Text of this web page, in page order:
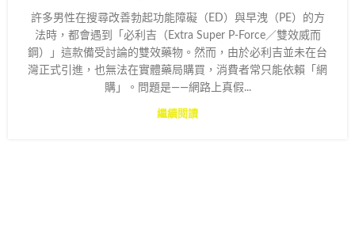
許多男性在搜尋改善勃起功能障礙（ED）與早洩（PE）的方
法時，都會遇到「必利吉（Extra Super P-Force／雙效威而
鋼）」這款備受討論的雙效藥物。然而，由於必利吉並未在台
灣正式引進，也無法在實體藥局購買，消費者常只能依賴「網
購」。問題是——網路上真假...
繼續閱讀